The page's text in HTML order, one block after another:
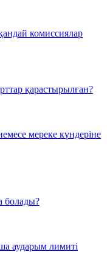
комиссиялар
қарастырылған?
мереке күндеріне
болады?
аударым лимиті